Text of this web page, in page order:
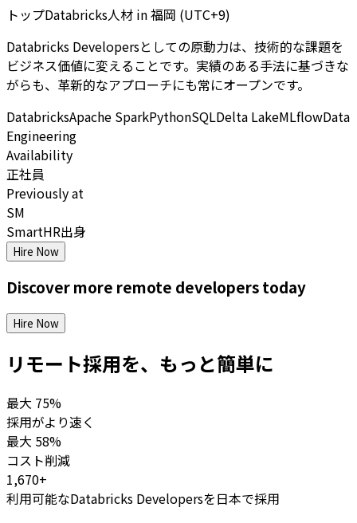
トップDatabricks人材 in福岡 (UTC+9)
Databricks Developersとしての原動力は、技術的な課題を
ビジネス価値に変えることです。実績のある手法に基づきな
がらも、革新的なアプローチにも常にオープンです。
DatabricksApache SparkPythonSQLDelta LakeMLflowData
Engineering
Availability
正社員
Previously at
SM
SmartHR出身
Hire Now
Discover more remote developerstoday
Hire Now
リモート採用を、もっと簡単に
最大 75%
採用がより速く
最大 58%
コスト削減
1,670+
利用可能なDatabricks Developersを日本で採用